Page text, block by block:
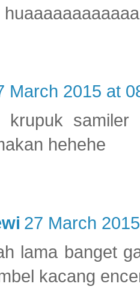
March 2015 at
krupuk samiler
hehehe
27 March
lama banget
kacang